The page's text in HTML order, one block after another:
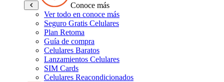
Conoce más
Ver todo en conoce más
Seguro Gratis Celulares
Plan Retoma
Guía de compra
Celulares Baratos
Lanzamientos Celulares
SIM Cards
Celulares Reacondicionados